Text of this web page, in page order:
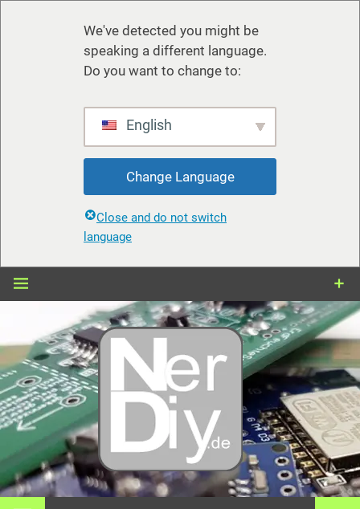
We've detected you might be
speaking a different language.
Do you want to change to:
English
Change Language
Close and do not switch
language
Zum
En nerdiy.de, todo gira en torno a la electrónica, el bricolaje,
la impresión 3D, el hogar inteligente y muchos otros temas